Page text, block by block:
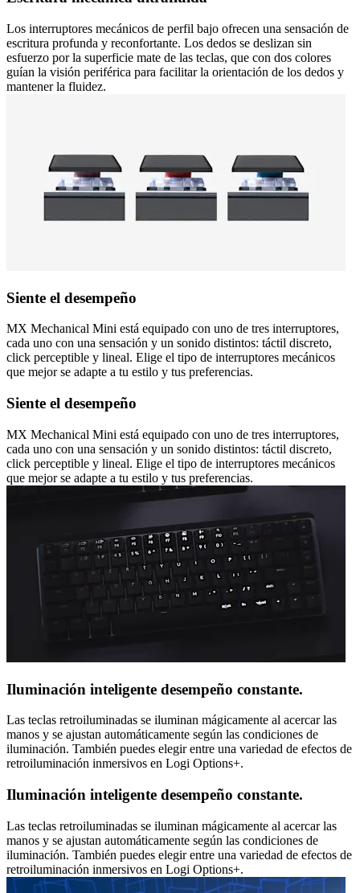
Los interruptores mecánicos de perfil bajo ofrecen una sensación de
escritura profunda y reconfortante. Los dedos se deslizan sin
esfuerzo por la superficie mate de las teclas, que con dos colores
guían la visión periférica para facilitar la orientación de los dedos y
mantener la fluidez.
Siente el desempeño
MX Mechanical Mini está equipado con uno de tres interruptores,
cada uno con una sensación y un sonido distintos: táctil discreto,
click perceptible y lineal. Elige el tipo de interruptores mecánicos
que mejor se adapte a tu estilo y tus preferencias.
Siente el desempeño
MX Mechanical Mini está equipado con uno de tres interruptores,
cada uno con una sensación y un sonido distintos: táctil discreto,
click perceptible y lineal. Elige el tipo de interruptores mecánicos
que mejor se adapte a tu estilo y tus preferencias.
Iluminación inteligente desempeño constante.
Las teclas retroiluminadas se iluminan mágicamente al acercar las
manos y se ajustan automáticamente según las condiciones de
iluminación. También puedes elegir entre una variedad de efectos de
retroiluminación inmersivos en Logi Options+.
Iluminación inteligente desempeño constante.
Las teclas retroiluminadas se iluminan mágicamente al acercar las
manos y se ajustan automáticamente según las condiciones de
iluminación. También puedes elegir entre una variedad de efectos de
retroiluminación inmersivos en Logi Options+.